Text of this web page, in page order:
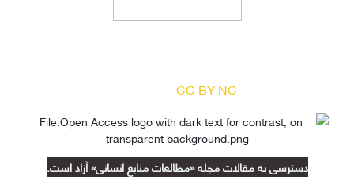
CC BY-NC
دسترسی به مقالات مجله «مطالعات منابع انسانی» آزاد است.